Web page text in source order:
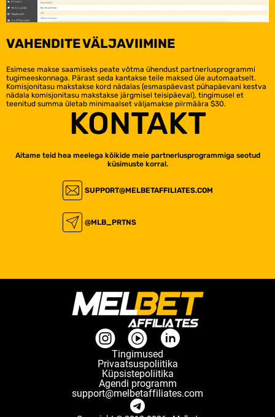
VAHENDITE VÄLJAVIIMINE
Esimese makse saamiseks peate võtma ühendust partnerlusprogrammi
tugimeeskonnaga. Pärast seda kantakse teile maksed üle automaatselt.
Komisjonitasu makstakse kord nädalas (esmaspäevast pühapäevani kestva
nädala komisjonitasu makstakse järgmisel teisipäeval), tingimusel et
teenitud summa ületab minimaalset väljamakse piirmäära $30.
KONTAKT
Aitame teid hea meelega kõikide meie partnerlusprogrammiga seotud
küsimuste korral.
SUPPORT@MELBETAFFILIATES.COM
@MLB_PRTNS
Tingimused
Privaatsuspoliitika
Küpsistepoliitika
Agendi programm
support@melbetaffiliates.com